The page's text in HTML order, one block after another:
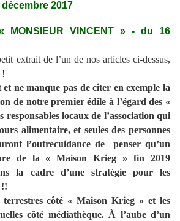
2017
MONSIEUR VINCENT » - du 16
extrait de l’un de nos articles ci-dessus,
!
ne manque pas de citer en exemple la
de notre premier édile à l’égard des «
responsables locaux de l’association qui
alimentaire, et seules des personnes
l’outrecuidance de penser qu’un
de la « Maison Krieg » fin 2019
la cadre d’une stratégie pour les
!!
côté « Maison Krieg » et les
côté médiathèque. À l’aube d’un